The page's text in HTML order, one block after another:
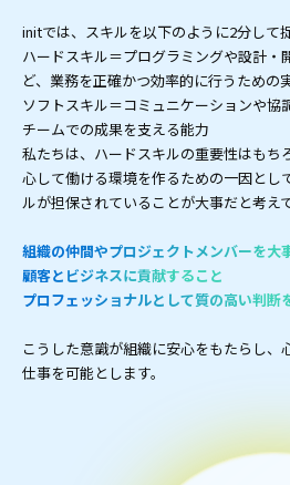
initでは、スキルを以下のように2分して
ハードスキル＝プログラミングや設計・
ど、業務を正確かつ効率的に行うための
ソフトスキル＝コミュニケーションや協
チームでの成果を支える能力
私たちは、ハードスキルの重要性はもち
心して働ける環境を作るための一因とし
ルが担保されていることが大事だと考えて
組織の仲間やプロジェクトメンバーを大
顧客とビジネスに貢献すること
プロフェッショナルとして質の高い判断
こうした意識が組織に安心をもたらし、
仕事を可能とします。